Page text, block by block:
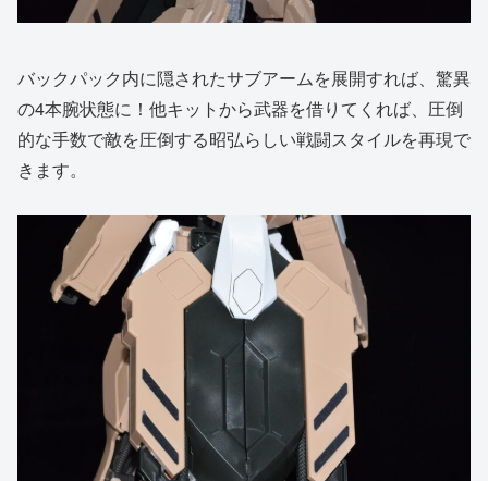
バックパック内に隠されたサブアームを展開すれば、驚異
の4本腕状態に！他キットから武器を借りてくれば、圧倒
的な手数で敵を圧倒する昭弘らしい戦闘スタイルを再現で
きます。